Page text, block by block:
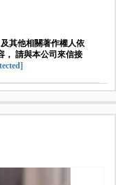
其他相關著作權人依
， 請與本公司來信接